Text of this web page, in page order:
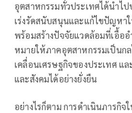
อุตสาหกรรมทั่วประเทศได้นำไป
เร่งรัดสนับสนุนและแก้ไขปัญหา
พร้อมสร้างปัจจัยแวดล้อมที่เอื้ออ
หมายให้ภาคอุตสาหกรรมเป็นก
เคลื่อนเศรษฐกิจของประเทศ แ
และสังคมได้อย่างยั่งยืน
อย่างไรก็ตาม การดำเนินภารกิจ